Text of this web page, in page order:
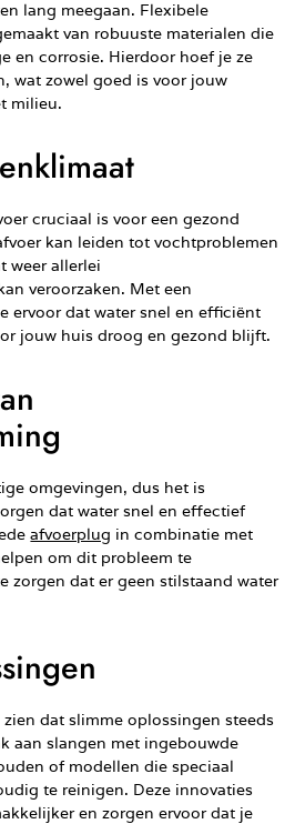
lang meegaan. Flexibele
van robuuste materialen die
en corrosie. Hierdoor hoef je ze
wat zowel goed is voor jouw
milieu.
cruciaal is voor een gezond
kan leiden tot vochtproblemen
weer allerlei
veroorzaken. Met een
ervoor dat water snel en efficiënt
jouw huis droog en gezond blijft.
omgevingen, dus het is
dat water snel en effectief
afvoerplug in combinatie met
om dit probleem te
zorgen dat er geen stilstaand water
dat slimme oplossingen steeds
aan slangen met ingebouwde
of modellen die speciaal
te reinigen. Deze innovaties
en zorgen ervoor dat je